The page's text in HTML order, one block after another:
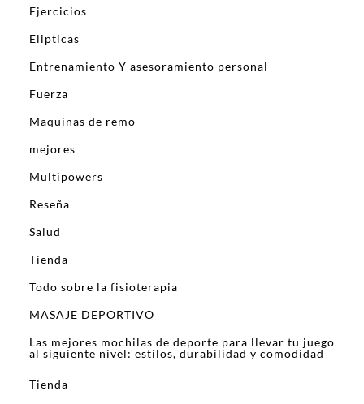
Ejercicios
Elipticas
Entrenamiento Y asesoramiento personal
Fuerza
Maquinas de remo
mejores
Multipowers
Reseña
Salud
Tienda
Todo sobre la fisioterapia
MASAJE DEPORTIVO
Las mejores mochilas de deporte para llevar tu juego
al siguiente nivel: estilos, durabilidad y comodidad
Tienda